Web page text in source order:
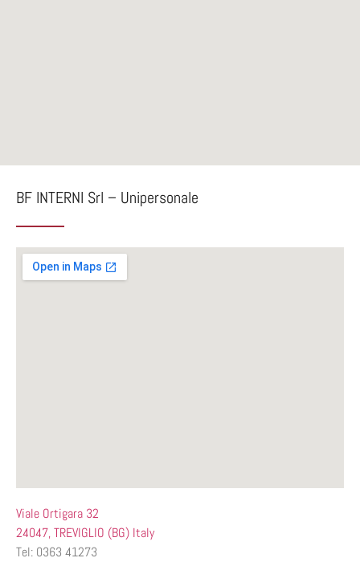
BF INTERNI Srl – Unipersonale
Viale Ortigara 32
24047, TREVIGLIO (BG) Italy
Tel: 0363 41273